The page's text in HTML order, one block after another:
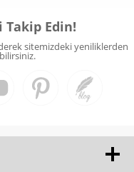
Takip Edin!
sitemizdeki yeniliklerden